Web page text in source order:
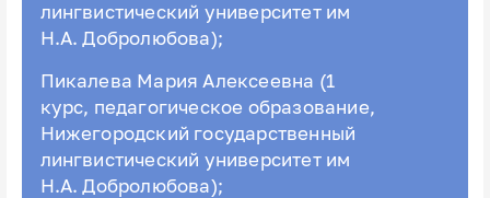
лингвистический университет им
Н.А. Добролюбова);
Пикалева Мария Алексеевна (1
курс, педагогическое образование,
Нижегородский государственный
лингвистический университет им
Н.А. Добролюбова);